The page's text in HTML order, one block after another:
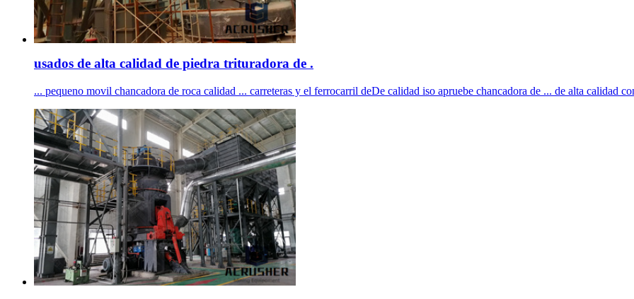
usados de alta calidad de piedra trituradora de .
... pequeno movil chancadora de roca calidad ... carreteras y el ferrocarril deDe calidad iso apruebe chancadora de ... de alta calidad